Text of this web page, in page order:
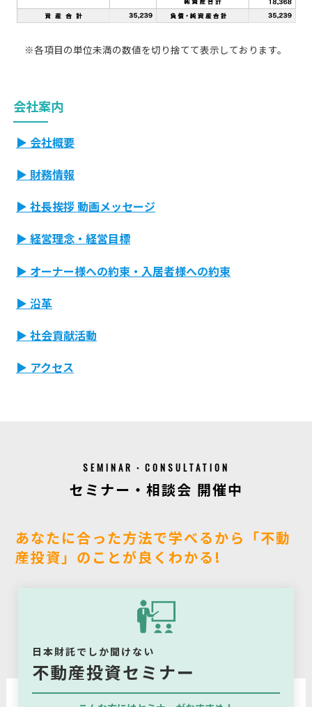
※各項目の単位未満の数値を切り捨てて表示しております。
会社案内
▶ 会社概要
▶ 財務情報
▶ 社長挨拶 動画メッセージ
▶ 経営理念・経営目標
▶ オーナー様への約束・入居者様への約束
▶ 沿革
▶ 社会貢献活動
▶ アクセス
SEMINAR・CONSULTATION
セミナー・相談会 開催中
あなたに合った方法で学べるから「不動
産投資」のことが良くわかる!
日本財託でしか聞けない
不動産投資セミナー